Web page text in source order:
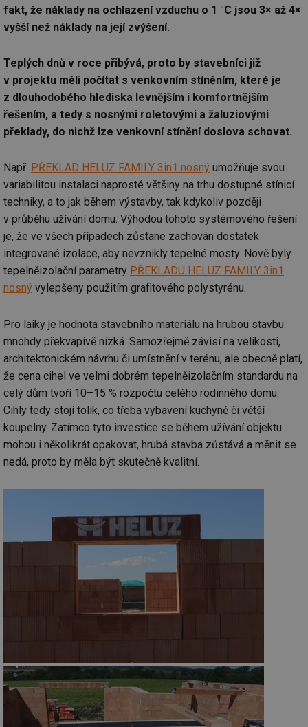
fakt, že náklady na ochlazení vzduchu o 1 °C jsou 3× až 4×
vyšší než náklady na její zvýšení.
Teplých dnů v roce přibývá, proto by stavebníci již
v projektu měli počítat s venkovním stíněním, které je
z dlouhodobého hlediska levnějším i komfortnějším
řešením, a tedy s nosnými roletovými a žaluziovými
překlady, do nichž lze venkovní stínění doslova schovat.
Např. PŘEKLAD HELUZ FAMILY 3in1 nosný umožňuje svou
variabilitou instalaci naprosté většiny na trhu dostupné stínicí
techniky, a to jak během výstavby, tak kdykoliv později
v průběhu užívání domu. Výhodou tohoto systémového řešení
je, že ve všech případech zůstane zachován dostatek
integrované izolace, aby nevznikly tepelné mosty. Nově byly
tepelněizolační parametry PŘEKLADU HELUZ FAMILY 3in1
nosný vylepšeny použitím grafitového polystyrénu.
Pro laiky je hodnota stavebního materiálu na hrubou stavbu
mnohdy překvapivě nízká. Samozřejmě závisí na velikosti,
architektonickém návrhu či umístnění v terénu, ale obecně platí,
že cena cihel ve velmi dobrém tepelněizolačním standardu na
celý dům tvoří 10–15 % rozpočtu celého rodinného domu.
Cihly tedy stojí tolik, co třeba vybavení kuchyně či větší
koupelny. Zatímco tyto investice se během užívání objektu
mohou i několikrát opakovat, hrubá stavba zůstává a měnit se
nedá, proto by měla být skutečně kvalitní.